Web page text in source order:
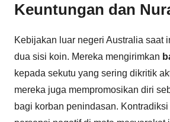
Keuntungan dan
Kebijakan luar negeri Australia saat
dua sisi koin. Mereka mengirimkan
kepada sekutu yang sering dikritik
mereka juga mempromosikan diri
bagi korban penindasan.